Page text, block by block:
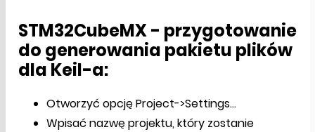
STM32CubeMX - przygotowanie
do generowania pakietu plików
dla Keil-a:
Otworzyć opcję Project->Settings...
Wpisać nazwę projektu, który zostanie